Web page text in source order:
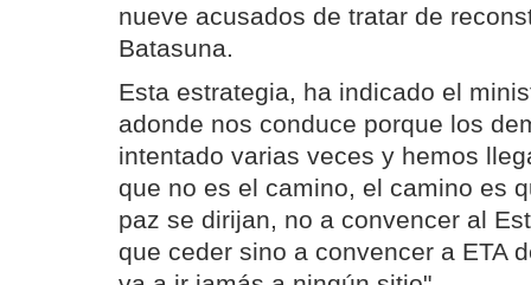
nueve acusados de tratar de
Batasuna.
Esta estrategia, ha indicado el
adonde nos conduce porque los
intentado varias veces y hemos
que no es el camino, el camino es
paz se dirijan, no a convencer al
que ceder sino a convencer a ETA